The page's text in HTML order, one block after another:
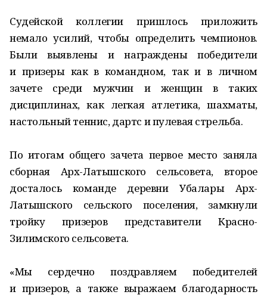
Судейской коллегии пришлось приложить
немало усилий, чтобы определить чемпионов.
Были выявлены и награждены победители
и призеры как в командном, так и в личном
зачете среди мужчин и женщин в таких
дисциплинах, как легкая атлетика, шахматы,
настольный теннис, дартс и пулевая стрельба.
По итогам общего зачета первое место заняла
сборная Арх-Латышского сельсовета, второе
досталось команде деревни Убалары Арх-
Латышского сельского поселения, замкнули
тройку призеров представители Красно-
Зилимского сельсовета.
«Мы сердечно поздравляем победителей
и призеров, а также выражаем благодарность